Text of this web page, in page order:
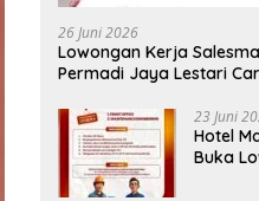
26 Juni 2026
Lowongan Kerja
Permadi Jaya Lestari
23 Juni
Hotel
Buka